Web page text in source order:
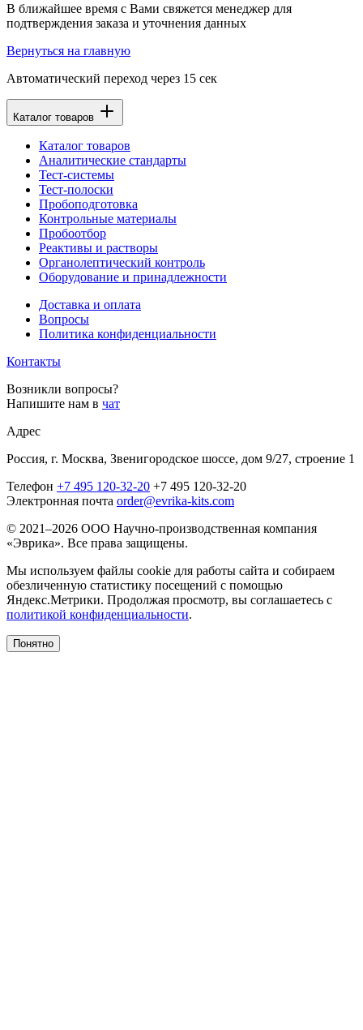
В ближайшее время с Вами свяжется менеджер для
подтверждения заказа и уточнения данных
Вернуться на главную
Автоматический переход через 15 сек
Каталог товаров
Каталог товаров
Аналитические стандарты
Тест-системы
Тест-полоски
Пробоподготовка
Контрольные материалы
Пробоотбор
Реактивы и растворы
Органолептический контроль
Оборудование и принадлежности
Доставка и оплата
Вопросы
Политика конфиденциальности
Контакты
Возникли вопросы?
Напишите нам в чат
Адрес
Россия, г. Москва, Звенигородское шоссе, дом 9/27, строение 1
Телефон +7 495 120-32-20 +7 495 120-32-20
Электронная почта order@evrika-kits.com
© 2021–2026 ООО Научно-производственная компания
«Эврика». Все права защищены.
Мы используем файлы cookie для работы сайта и собираем
обезличенную статистику посещений с помощью
Яндекс.Метрики. Продолжая просмотр, вы соглашаетесь с
политикой конфиденциальности.
Понятно